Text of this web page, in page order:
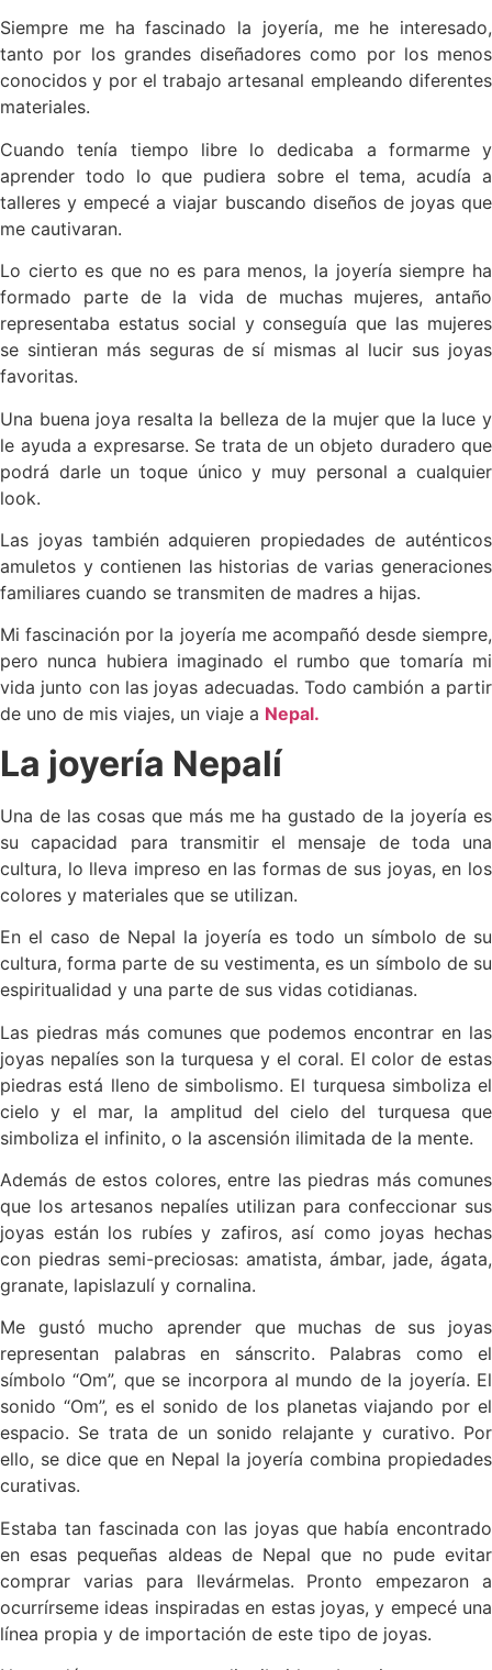
Siempre me ha fascinado la joyería, me he interesado,
tanto por los grandes diseñadores como por los menos
conocidos y por el trabajo artesanal empleando diferentes
materiales.
Cuando tenía tiempo libre lo dedicaba a formarme y
aprender todo lo que pudiera sobre el tema, acudía a
talleres y empecé a viajar buscando diseños de joyas que
me cautivaran.
Lo cierto es que no es para menos, la joyería siempre ha
formado parte de la vida de muchas mujeres, antaño
representaba estatus social y conseguía que las mujeres
se sintieran más seguras de sí mismas al lucir sus joyas
favoritas.
Una buena joya resalta la belleza de la mujer que la luce y
le ayuda a expresarse. Se trata de un objeto duradero que
podrá darle un toque único y muy personal a cualquier
look.
Las joyas también adquieren propiedades de auténticos
amuletos y contienen las historias de varias generaciones
familiares cuando se transmiten de madres a hijas.
Mi fascinación por la joyería me acompañó desde siempre,
pero nunca hubiera imaginado el rumbo que tomaría mi
vida junto con las joyas adecuadas. Todo cambión a partir
de uno de mis viajes, un viaje a Nepal.
La joyería Nepalí
Una de las cosas que más me ha gustado de la joyería es
su capacidad para transmitir el mensaje de toda una
cultura, lo lleva impreso en las formas de sus joyas, en los
colores y materiales que se utilizan.
En el caso de Nepal la joyería es todo un símbolo de su
cultura, forma parte de su vestimenta, es un símbolo de su
espiritualidad y una parte de sus vidas cotidianas.
Las piedras más comunes que podemos encontrar en las
joyas nepalíes son la turquesa y el coral. El color de estas
piedras está lleno de simbolismo. El turquesa simboliza el
cielo y el mar, la amplitud del cielo del turquesa que
simboliza el infinito, o la ascensión ilimitada de la mente.
Además de estos colores, entre las piedras más comunes
que los artesanos nepalíes utilizan para confeccionar sus
joyas están los rubíes y zafiros, así como joyas hechas
con piedras semi-preciosas: amatista, ámbar, jade, ágata,
granate, lapislazulí y cornalina.
Me gustó mucho aprender que muchas de sus joyas
representan palabras en sánscrito. Palabras como el
símbolo “Om”, que se incorpora al mundo de la joyería. El
sonido “Om”, es el sonido de los planetas viajando por el
espacio. Se trata de un sonido relajante y curativo. Por
ello, se dice que en Nepal la joyería combina propiedades
curativas.
Estaba tan fascinada con las joyas que había encontrado
en esas pequeñas aldeas de Nepal que no pude evitar
comprar varias para llevármelas. Pronto empezaron a
ocurrírseme ideas inspiradas en estas joyas, y empecé una
línea propia y de importación de este tipo de joyas.